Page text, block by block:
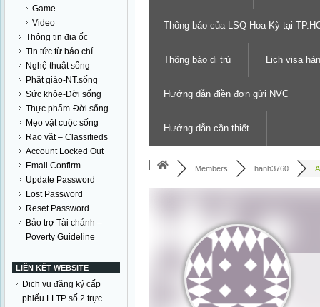
Game
Video
Thông tin địa ốc
Tin tức từ báo chí
Nghệ thuật sống
Phật giáo-NT.sống
Sức khỏe-Đời sống
Thực phẩm-Đời sống
Mẹo vặt cuộc sống
Rao vặt – Classifieds
Account Locked Out
Email Confirm
Update Password
Lost Password
Reset Password
Bảo trợ Tài chánh –
Poverty Guideline
LIÊN KẾT WEBSITE
Dịch vụ đăng ký cấp
phiếu LLTP số 2 trực
Thông báo của LSQ Hoa Kỳ tại
Thông báo di trú Lịch visa
Hướng dẫn điền đơn gửi NVC
Hướng dẫn cần thiết
Members hanh3760